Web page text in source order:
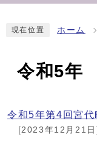
現在位置 ホーム
令和5年
令和5年第4回宮
[2023年12月21日]